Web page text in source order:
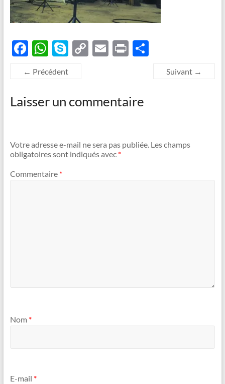
F
ac
e
b
o
k
W
h
at
s
A
p
S
y
p
e
C
y
Li
k
E P P
← Précédent Suivant →
Laisser un commentaire
Votre adresse e-mail ne sera pas publiée. Les champs
obligatoires sont indiqués avec *
Commentaire *
Nom *
E-mail *